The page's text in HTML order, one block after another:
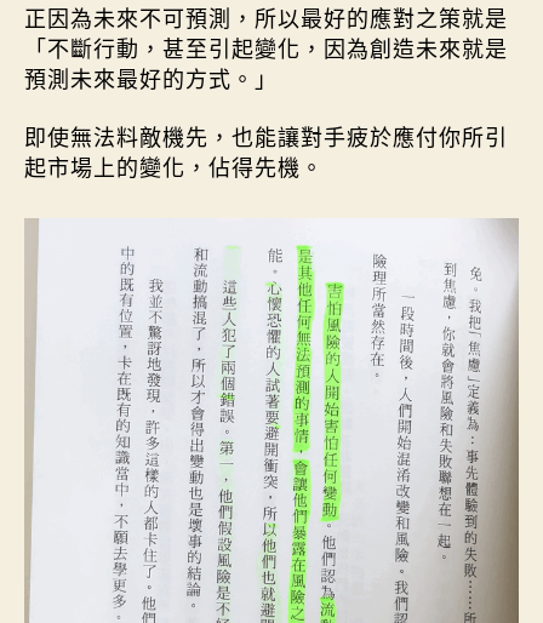
正因為未來不可預測，所以最好的應對之策就是
「不斷行動，甚至引起變化，因為創造未來就是
預測未來最好的方式。」
即使無法料敵機先，也能讓對手疲於應付你所引
起市場上的變化，佔得先機。